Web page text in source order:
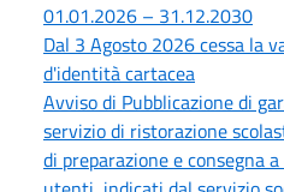
01.01.2026 – 31.12.2030
Dal 3 Agosto 2026 cessa la
d'identità cartacea
Avviso di Pubblicazione di
servizio di ristorazione
di preparazione e consegna